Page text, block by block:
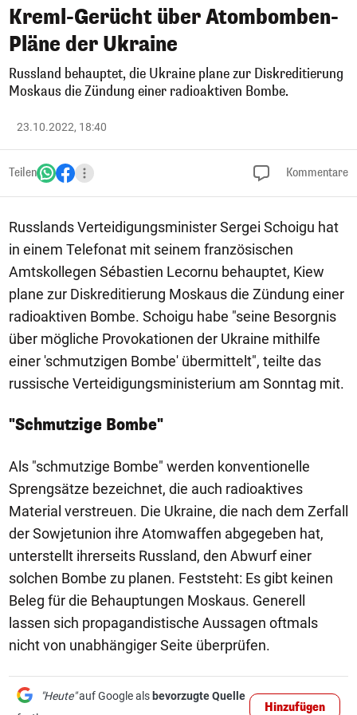
Kreml-Gerücht über Atombomben-
Pläne der Ukraine
Russland behauptet, die Ukraine plane zur Diskreditierung
Moskaus die Zündung einer radioaktiven Bombe.
23.10.2022, 18:40
Teilen Kommentare
Russlands Verteidigungsminister Sergei Schoigu hat
in einem Telefonat mit seinem französischen
Amtskollegen Sébastien Lecornu behauptet, Kiew
plane zur Diskreditierung Moskaus die Zündung einer
radioaktiven Bombe. Schoigu habe "seine Besorgnis
über mögliche Provokationen der Ukraine mithilfe
einer 'schmutzigen Bombe' übermittelt", teilte das
russische Verteidigungsministerium am Sonntag mit.
"Schmutzige Bombe"
Als "schmutzige Bombe" werden konventionelle
Sprengsätze bezeichnet, die auch radioaktives
Material verstreuen. Die Ukraine, die nach dem Zerfall
der Sowjetunion ihre Atomwaffen abgegeben hat,
unterstellt ihrerseits Russland, den Abwurf einer
solchen Bombe zu planen. Feststeht: Es gibt keinen
Beleg für die Behauptungen Moskaus. Generell
lassen sich propagandistische Aussagen oftmals
nicht von unabhängiger Seite überprüfen.
"Heute"auf Google als bevorzugte Quelle
Hinzufügen